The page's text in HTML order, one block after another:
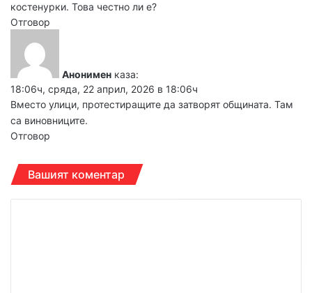
костенурки. Това честно ли е?
Отговор
Анонимен каза:
18:06ч, сряда, 22 април, 2026 в 18:06ч
Вместо улици, протестиращите да затворят общината. Там
са виновниците.
Отговор
Вашият коментар